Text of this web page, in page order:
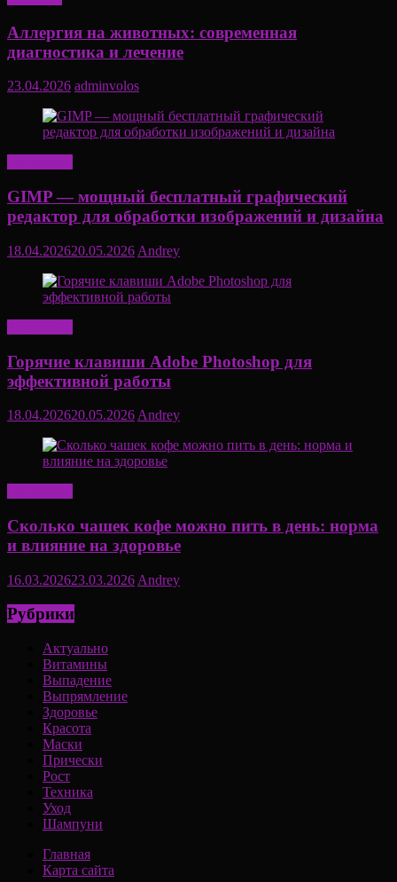
Аллергия на животных: современная
диагностика и лечение
23.04.2026 adminvolos
GIMP — мощный бесплатный графический
редактор для обработки изображений и дизайна
18.04.202620.05.2026 Andrey
Горячие клавиши Adobe Photoshop для
эффективной работы
18.04.202620.05.2026 Andrey
Сколько чашек кофе можно пить в день: норма
и влияние на здоровье
16.03.202623.03.2026 Andrey
Рубрики
Актуально
Витамины
Выпадение
Выпрямление
Здоровье
Красота
Маски
Прически
Рост
Техника
Уход
Шампуни
Главная
Карта сайта